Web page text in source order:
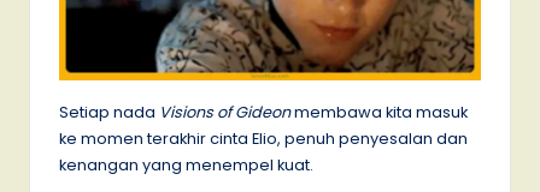
Setiap nada Visions of Gideonmembawa kita masuk
ke momen terakhir cinta Elio, penuh penyesalan dan
kenangan yang menempel kuat.